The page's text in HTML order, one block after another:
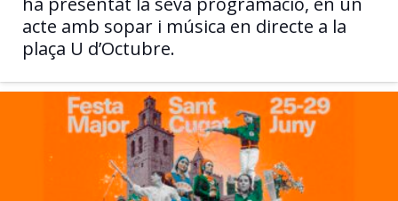
acte amb sopar i música en directe a la
plaça U d’Octubre.